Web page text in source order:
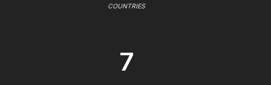
COUNTRIES
7